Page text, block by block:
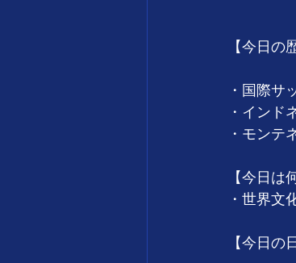
【今日の
・国際サ
・インド
・モンテ
【今日は
・世界文
【今日の